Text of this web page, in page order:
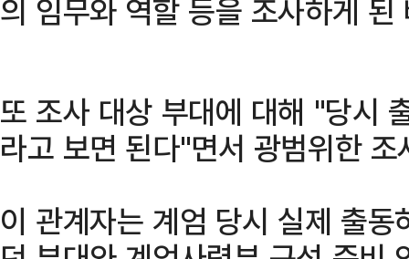
의 임무와 역할 등을 조사하게 된
또 조사 대상 부대에 대해 "당시
라고 보면 된다"면서 광범위한
이 관계자는 계엄 당시 실제 출